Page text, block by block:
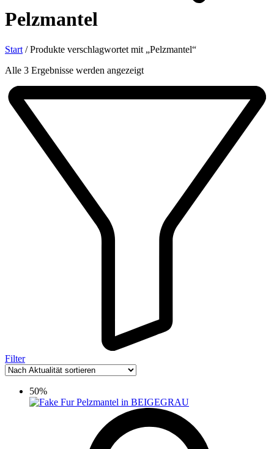
Pelzmantel
Start /Produkte verschlagwortet mit „Pelzmantel“
Alle 3 Ergebnisse werden angezeigtNach
Filter
50%